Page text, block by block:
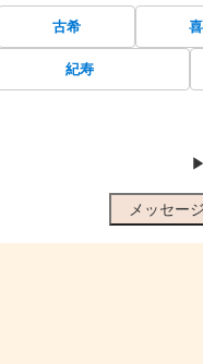
古希
紀寿
▶
メッセー